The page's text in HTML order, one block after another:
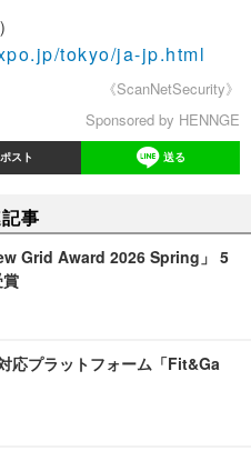
tokyo/ja-jp.html
《ScanNetSecurity》
Sponsored by HENNGE
ポスト 送る
事
Grid Award 2026 Spring」 5
応プラットフォーム「Fit&Ga